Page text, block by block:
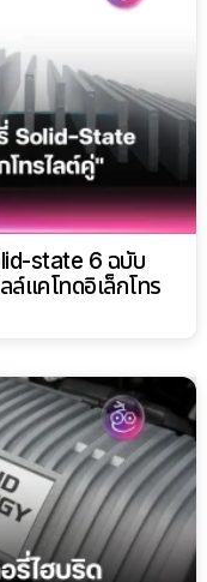
state 6 ฉบับ
ล์แคโทดอิเล็กโทร